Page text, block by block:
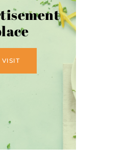
VISIT